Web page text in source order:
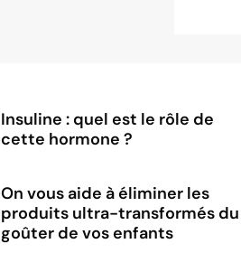
Insuline : quel est le rôle de
cette hormone ?
On vous aide à éliminer les
produits ultra-transformés du
goûter de vos enfants